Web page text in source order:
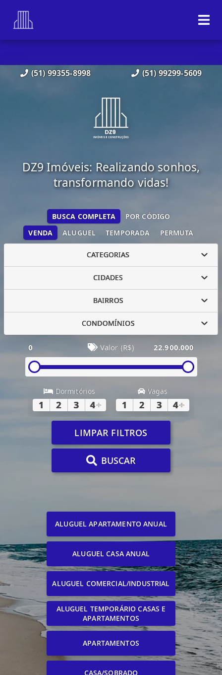
(51) 99355-8998 (51) 99299-5609
DZ9 Imóveis: Realizando sonhos,
transformando vidas!
VENDA ALUGUEL TEMPORADA PERMUTA
BUSCA COMPLETA POR CÓDIGO
CATEGORIAS
CIDADES
BAIRROS
CONDOMÍNIOS
0 Valor (R$) 22.900.000
Dormitórios
1 2 3 4+
Vagas
1 2 3 4+
LIMPAR FILTROS
BUSCAR
ALUGUEL APARTAMENTO ANUAL
ALUGUEL CASA ANUAL
ALUGUEL COMERCIAL/INDUSTRIAL
ALUGUEL TEMPORÁRIO CASAS E
APARTAMENTOS
APARTAMENTOS
CASA/SOBRADO